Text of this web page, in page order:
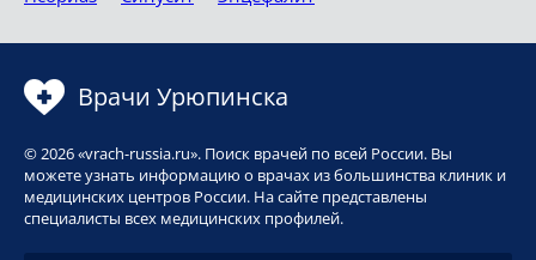
Врачи Урюпинска
© 2026 «vrach-russia.ru». Поиск врачей по всей России. Вы
можете узнать информацию о врачах из большинства клиник и
медицинских центров России. На сайте представлены
специалисты всех медицинских профилей.